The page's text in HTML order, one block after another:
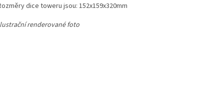
dice toweru jsou: 152x159x320mm
renderované foto